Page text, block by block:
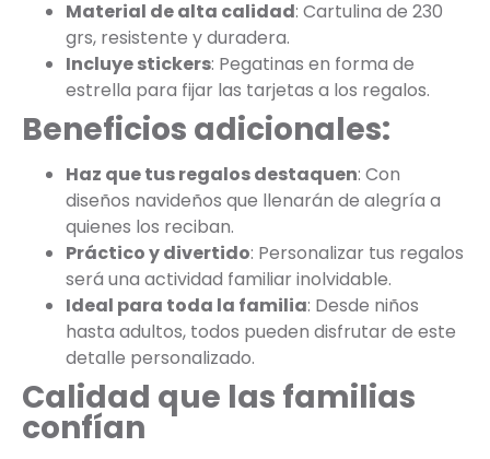
Material de alta calidad: Cartulina de 230
grs, resistente y duradera.
Incluye stickers: Pegatinas en forma de
estrella para fijar las tarjetas a los regalos.
Beneficios adicionales:
Haz que tus regalos destaquen: Con
diseños navideños que llenarán de alegría a
quienes los reciban.
Práctico y divertido: Personalizar tus regalos
será una actividad familiar inolvidable.
Ideal para toda la familia: Desde niños
hasta adultos, todos pueden disfrutar de este
detalle personalizado.
Calidad que las familias
confían